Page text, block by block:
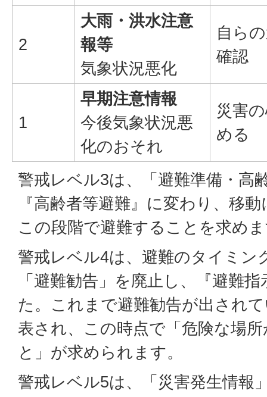
2
大雨・洪水注意
報等
気象状況悪化
自ら
確認
1
早期注意情報
今後気象状況悪
化のおそれ
災害
める
警戒レベル3は、「避難準備・高
『高齢者等避難』に変わり、移
この段階で避難することを求め
警戒レベル4は、避難のタイミン
「避難勧告」を廃止し、『避難
た。これまで避難勧告が出され
表され、この時点で「危険な場
と」が求められます。
警戒レベル5は、「災害発生情報